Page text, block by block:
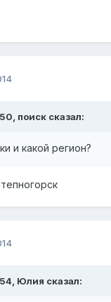
поиск сказал:
и какой регион?
Юлия сказал: